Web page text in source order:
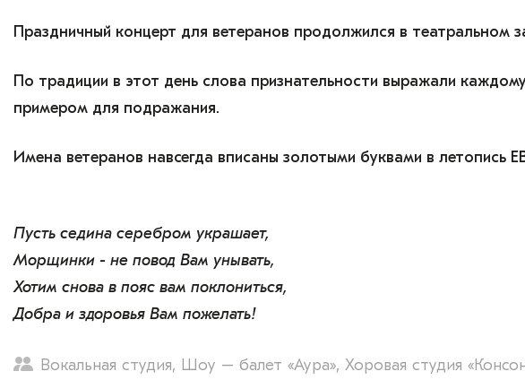
Праздничный концерт для ветеранов продолжился в театральном
По традиции в этот день слова признательности выражали
примером для подражания.
Имена ветеранов навсегда вписаны золотыми буквами в летопись
Пусть седина серебром украшает,
Морщинки - не повод Вам унывать,
Хотим снова в пояс вам поклониться,
Добра и здоровья Вам пожелать!
Вокальная студия, Шоу – балет «Аура», Хоровая студия